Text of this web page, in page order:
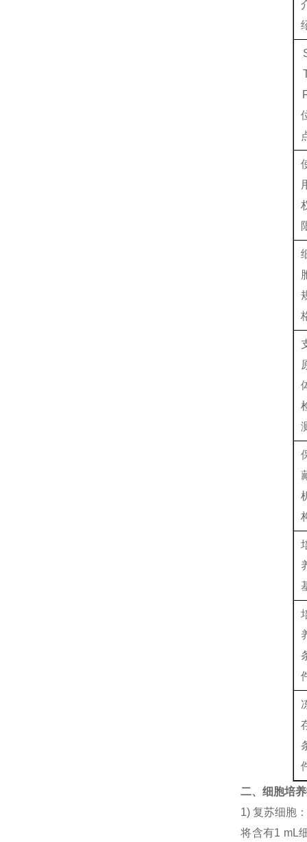
二、细胞培
1) 复苏细胞
将含有1 mL